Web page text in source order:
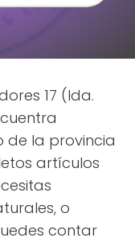
17 (lda.
de la provincia
artículos
o
contar